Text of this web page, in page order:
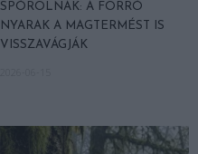
SPÓROLNAK: A FORRÓ
NYARAK A MAGTERMÉST IS
VISSZAVÁGJÁK